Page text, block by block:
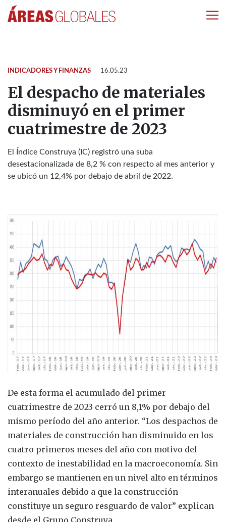
INDICADORES Y FINANZAS 16.05.23
El despacho de materiales
disminuyó en el primer
cuatrimestre de 2023
El Índice Construya (IC) registró una suba
desestacionalizada de 8,2 % con respecto al mes anterior y
se ubicó un 12,4% por debajo de abril de 2022.
De esta forma el acumulado del primer
cuatrimestre de 2023 cerró un 8,1% por debajo del
mismo período del año anterior. “Los despachos de
materiales de construcción han disminuido en los
cuatro primeros meses del año con motivo del
contexto de inestabilidad en la macroeconomía. Sin
embargo se mantienen en un nivel alto en términos
interanuales debido a que la construcción
constituye un seguro resguardo de valor” explican
desde el Grupo Construya.